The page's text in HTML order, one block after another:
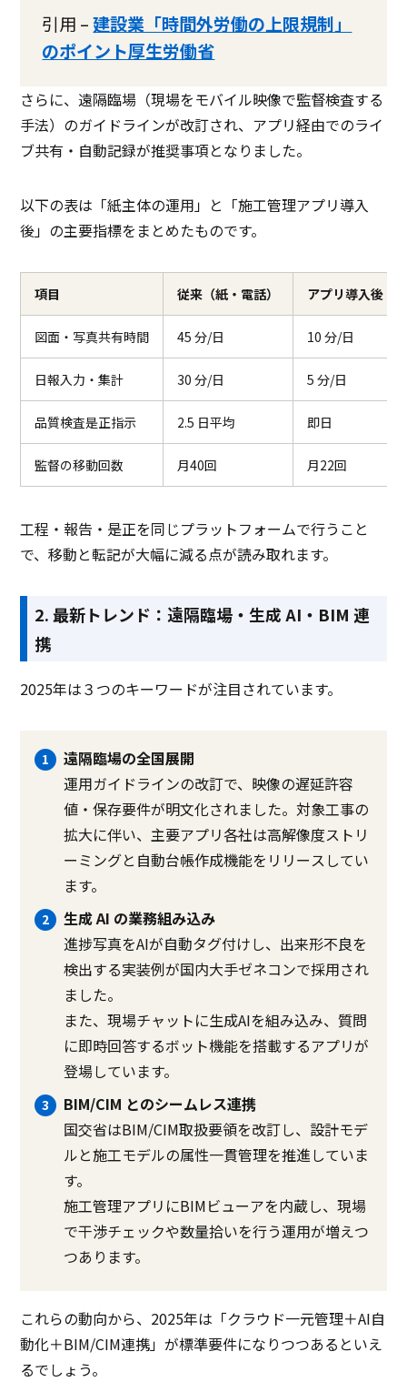
引用 –建設業「時間外労働の上限規制」
のポイント厚生労働省
さらに、遠隔臨場（現場をモバイル映像で監督検査する
手法）のガイドラインが改訂され、アプリ経由でのライ
ブ共有・自動記録が推奨事項となりました。
以下の表は「紙主体の運用」と「施工管理アプリ導入
後」の主要指標をまとめたものです。
項目 従来（紙・電話） アプリ導入後
図面・写真共有時間 45 分/日 10 分/日
日報入力・集計 30 分/日 5 分/日
品質検査是正指示 2.5 日平均 即日
監督の移動回数 月40回 月22回
工程・報告・是正を同じプラットフォームで行うこと
で、移動と転記が大幅に減る点が読み取れます。
2. 最新トレンド：遠隔臨場・生成 AI・BIM 連
携
2025年は３つのキーワードが注目されています。
遠隔臨場の全国展開
運用ガイドラインの改訂で、映像の遅延許容
値・保存要件が明文化されました。対象工事の
拡大に伴い、主要アプリ各社は高解像度ストリ
ーミングと自動台帳作成機能をリリースしてい
ます。
生成 AI の業務組み込み
進捗写真をAIが自動タグ付けし、出来形不良を
検出する実装例が国内大手ゼネコンで採用され
ました。
また、現場チャットに生成AIを組み込み、質問
に即時回答するボット機能を搭載するアプリが
登場しています。
BIM/CIM とのシームレス連携
国交省はBIM/CIM取扱要領を改訂し、設計モデ
ルと施工モデルの属性一貫管理を推進していま
す。
施工管理アプリにBIMビューアを内蔵し、現場
で干渉チェックや数量拾いを行う運用が増えつ
つあります。
これらの動向から、2025年は「クラウド一元管理＋AI自
動化＋BIM/CIM連携」が標準要件になりつつあるといえ
るでしょう。